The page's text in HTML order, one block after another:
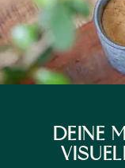
DEINE